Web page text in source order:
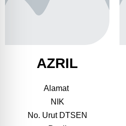
AZRIL
Alamat
NIK
No. Urut DTSEN